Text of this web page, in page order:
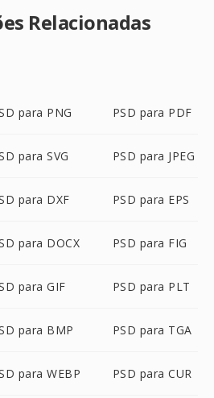
Relacionadas
para PNG PSD para PDF
para SVG PSD para JPEG
para DXF PSD para EPS
para DOCX PSD para FIG
para GIF PSD para PLT
para BMP PSD para TGA
para WEBP PSD para CUR